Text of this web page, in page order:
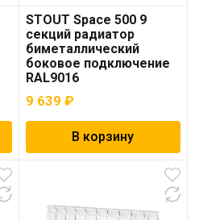
STOUT Space 500 9
секций радиатор
биметаллический
боковое подключение
RAL9016
9 639 ₽
В корзину